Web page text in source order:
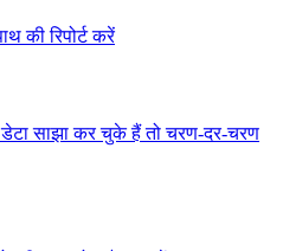
की रिपोर्ट करें
साझा कर चुके हैं तो चरण-दर-चरण